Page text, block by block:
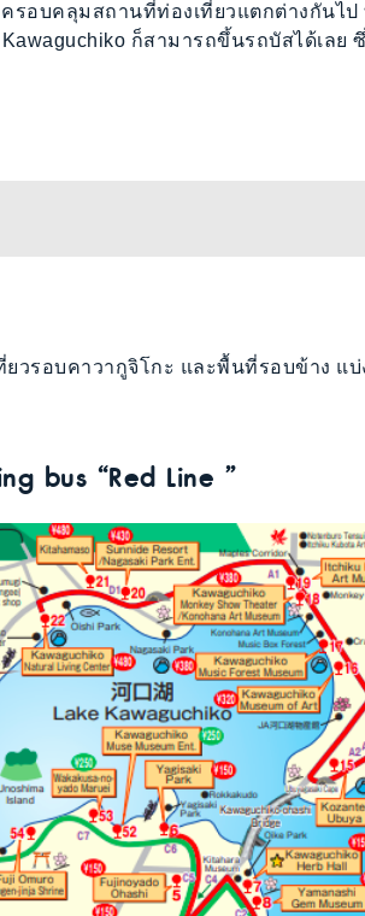
รอบคลุมสถานที่ท่องเที่ยวแตกต่างกันไ
ก็สามารถขึ้นรถบัสได้เลย
ยวรอบคาวากูจิโกะ และพื้นที่รอบข้าง แ
bus “Red Line ”